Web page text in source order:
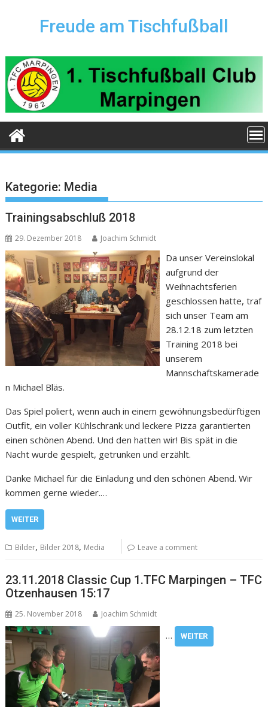
Freude am Tischfußball
Kategorie: Media
Trainingsabschluß 2018
29. Dezember 2018 Joachim Schmidt
Da unser Vereinslokal
aufgrund der
Weihnachtsferien
geschlossen hatte, traf
sich unser Team am
28.12.18 zum letzten
Training 2018 bei
unserem
Mannschaftskamerade
n Michael Bläs.
Das Spiel poliert, wenn auch in einem gewöhnungsbedürftigen
Outfit, ein voller Kühlschrank und leckere Pizza garantierten
einen schönen Abend. Und den hatten wir! Bis spät in die
Nacht wurde gespielt, getrunken und erzählt.
Danke Michael für die Einladung und den schönen Abend. Wir
kommen gerne wieder.…
WEITER
Bilder, Bilder 2018, Media Leave a comment
23.11.2018 Classic Cup 1.TFC Marpingen – TFC
Otzenhausen 15:17
25. November 2018 Joachim Schmidt
… WEITER